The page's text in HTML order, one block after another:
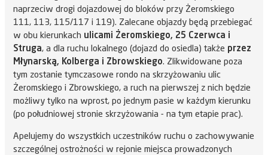
naprzeciw drogi dojazdowej do bloków przy Żeromskiego
111, 113, 115/117 i 119). Zalecane objazdy będą przebiegać
w obu kierunkach ulicami Żeromskiego, 25 Czerwca i
Struga, a dla ruchu lokalnego (dojazd do osiedla) także przez
Młynarską, Kolberga i Zbrowskiego. Zlikwidowane poza
tym zostanie tymczasowe rondo na skrzyżowaniu ulic
Żeromskiego i Zbrowskiego, a ruch na pierwszej z nich będzie
możliwy tylko na wprost, po jednym pasie w każdym kierunku
(po południowej stronie skrzyżowania - na tym etapie prac).
Apelujemy do wszystkich uczestników ruchu o zachowywanie
szczególnej ostrożności w rejonie miejsca prowadzonych